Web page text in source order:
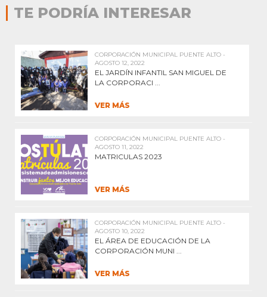
TE PODRÍA INTERESAR
CORPORACIÓN MUNICIPAL PUENTE ALTO -
AGOSTO 12, 2022
EL JARDÍN INFANTIL SAN MIGUEL DE
LA CORPORACI ...
VER MÁS
CORPORACIÓN MUNICIPAL PUENTE ALTO -
AGOSTO 11, 2022
MATRICULAS 2023
VER MÁS
CORPORACIÓN MUNICIPAL PUENTE ALTO -
AGOSTO 10, 2022
EL ÁREA DE EDUCACIÓN DE LA
CORPORACIÓN MUNI ...
VER MÁS